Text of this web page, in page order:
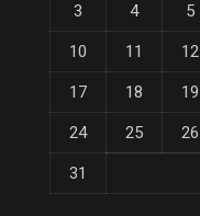
3 4 5
10 11 12
17 18 19
24 25 26
31